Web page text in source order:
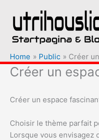
naar
inhoud
Home Public Créer
Créer un
Créer un espace
Choisir le thème parfait
Lorsque vous envisagez